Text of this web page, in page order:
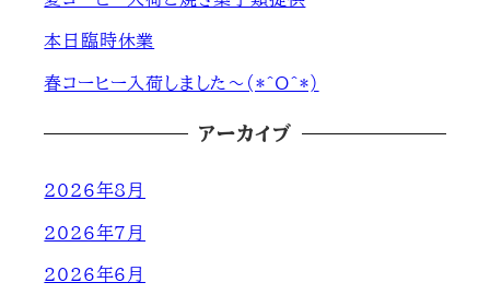
本日臨時休業
春コーヒー入荷しました～(*^O^*)
アーカイブ
2026年8月
2026年7月
2026年6月